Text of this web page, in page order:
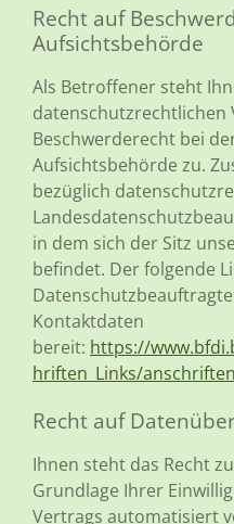
Recht auf
Aufsichtsbehörde
Als Betroffener steht
datenschutzrechtlichen
Beschwerderecht bei
Aufsichtsbehörde zu.
bezüglich
in dem sich der Sitz
befindet. Der folgende
Kontaktdaten
bereit: https://
hriften_Links/
Recht auf
Ihnen steht das Recht
Grundlage Ihrer
Vertrags automatisiert